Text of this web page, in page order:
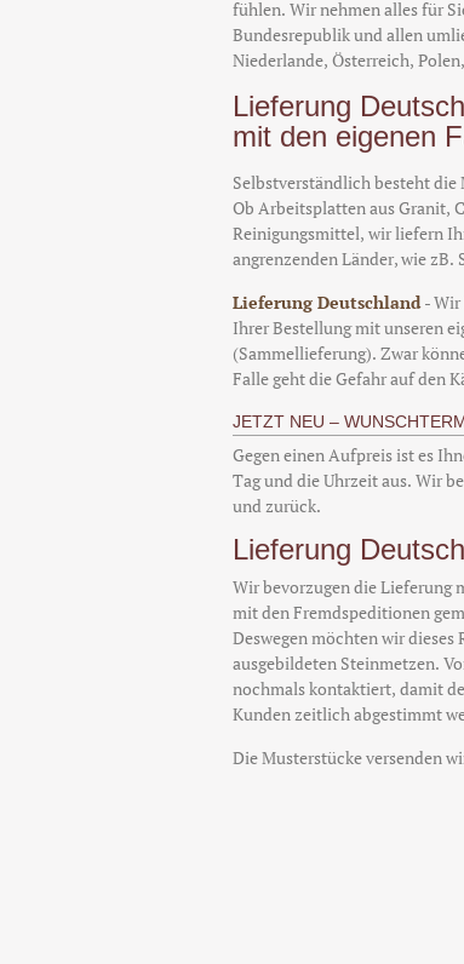
fühlen. Wir nehmen alles für
Bundesrepublik und allen
Niederlande, Österreich,
Lieferung
mit den eigenen
Selbstverständlich besteht
Ob Arbeitsplatten aus Granit,
Reinigungsmittel, wir liefern
angrenzenden Länder, wie
Lieferung Deutschland- Wir
Ihrer Bestellung mit unseren
(Sammellieferung). Zwar
Falle geht die Gefahr auf den
JETZT NEU –
Gegen einen Aufpreis ist es
Tag und die Uhrzeit aus. Wir
und zurück.
Lieferung
Wir bevorzugen die Lieferung
mit den Fremdspeditionen
Deswegen möchten wir
ausgebildeten Steinmetzen.
nochmals kontaktiert, damit
Kunden zeitlich abgestimmt
Die Musterstücke versenden